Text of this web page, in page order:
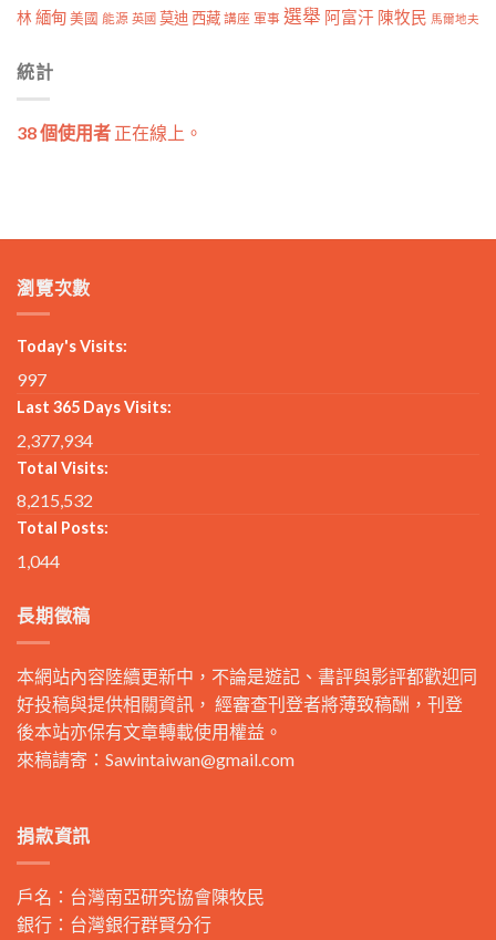
林 緬甸 美國 能源 英國 莫迪 西藏 講座 軍事 選舉 阿富汗 陳牧民 馬爾地夫
統計
38 個使用者 正在線上。
瀏覽次數
Today's Visits:
997
Last 365 Days Visits:
2,377,934
Total Visits:
8,215,532
Total Posts:
1,044
長期徵稿
本網站內容陸續更新中，不論是遊記、書評與影評都歡迎同
好投稿與提供相關資訊， 經審查刊登者將薄致稿酬，刊登
後本站亦保有文章轉載使用權益。
來稿請寄： Sawintaiwan@gmail.com
捐款資訊
戶名：台灣南亞研究協會陳牧民
銀行：台灣銀行群賢分行